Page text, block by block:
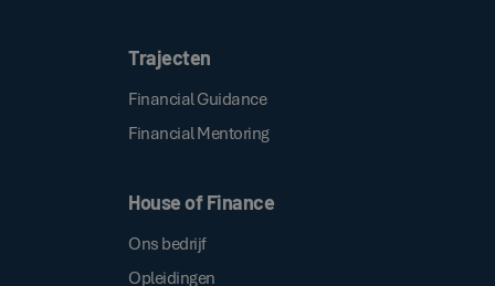
Trajecten
Financial Guidance
Financial Mentoring
House of Finance
Ons bedrijf
Opleidingen